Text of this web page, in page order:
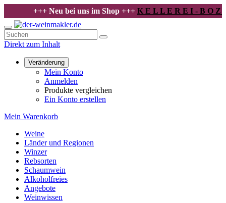
+++ Neu bei uns im Shop +++K E L L E R E I - B O Z E N
Direkt zum Inhalt
Veränderung
Mein Konto
Anmelden
Produkte vergleichen
Ein Konto erstellen
Mein Warenkorb
Weine
Länder und Regionen
Winzer
Rebsorten
Schaumwein
Alkoholfreies
Angebote
Weinwissen